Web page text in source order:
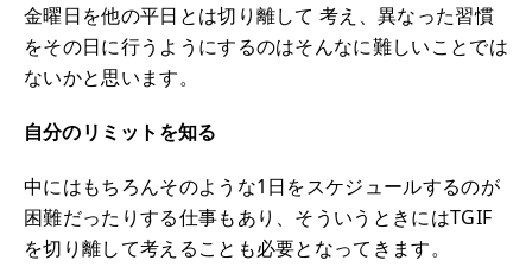
金曜日を他の平日とは切り離して 考え、異なった習慣
をその日に行うようにするのはそんなに難しいことでは
ないかと思います。
自分のリミットを知る
中にはもちろんそのような1日をスケジュールするのが
困難だったりする仕事もあり、そういうときにはTGIF
を切り離して考えることも必要となってきます。